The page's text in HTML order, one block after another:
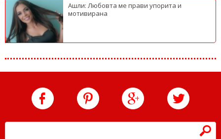
Ашли: Любовта ме прави упорита и
мотивирана
h